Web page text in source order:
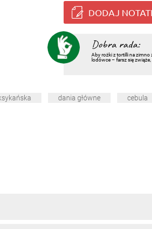
DODAJ
Dobra rada:
Aby rożki z tortilli na zimno
lodówce – farsz się
dania główne cebula